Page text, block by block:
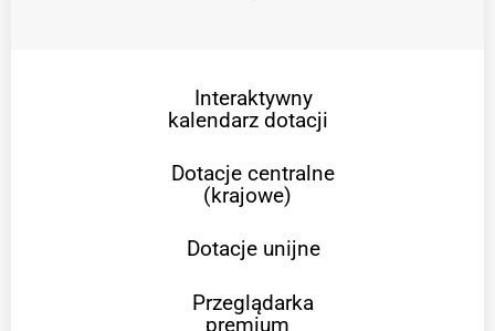
Interaktywny
kalendarz dotacji
Dotacje centralne
(krajowe)
Dotacje unijne
Przeglądarka
premium